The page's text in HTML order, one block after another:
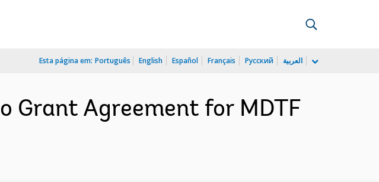
Esta página em: Português English Español Français Русский العربية
Grant Agreement for MDTF